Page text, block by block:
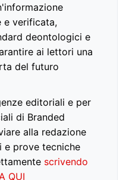
e verificata,
deontologici e
ai lettori una
del futuro
editoriali e per
di Branded
alla redazione
e prove tecniche
scrivendo
QUI